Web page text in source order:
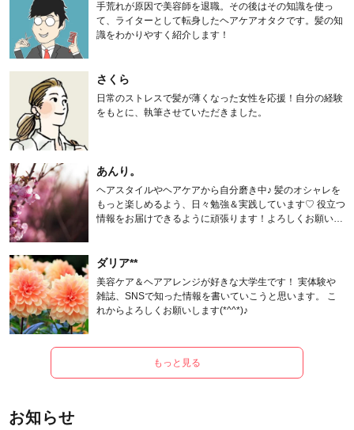
手荒れが原因で美容師を退職。その後はその知識を使っ
て、ライターとして転身したヘアケアオタクです。髪の知
識をわかりやすく紹介します！
さくら
日常のストレスで髪が薄くなった女性を応援！自分の経験
をもとに、執筆させていただきました。
あんり。
ヘアスタイルやヘアケアから自分磨き中♪ 髪のオシャレを
もっと楽しめるよう、日々勉強＆実践しています♡ 役立つ
情報をお届けできるように頑張ります！よろしくお願いし
ダリア**
美容ケア＆ヘアアレンジが好きな大学生です！ 実体験や
雑誌、SNSで知った情報を書いていこうと思います。 こ
れからよろしくお願いします(*^^*)♪
もっと見る
お知らせ